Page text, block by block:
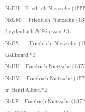
NzEH Friedrich Nietzsche
NzGM Friedrich Nietzsche
Leydenbach & Pénisson.*3
NzGS Friedrich Nietzsche
Gallimard.*3
NzHH Friedrich Nietzsche
NzHV Friedrich Nietzsche
tr. Henri Albert.*2
NzLP Friedrich Nietzsche